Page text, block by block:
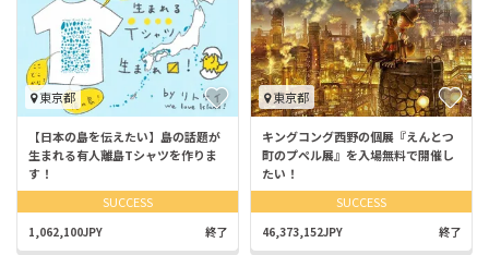
東京都
【日本の島を伝えたい】島の話題が
生まれる有人離島Tシャツを作りま
す！
SUCCESS
1,062,100JPY 終了
東京都
キングコング西野の個展『えんとつ
町のプペル展』を入場無料で開催し
たい！
SUCCESS
46,373,152JPY 終了